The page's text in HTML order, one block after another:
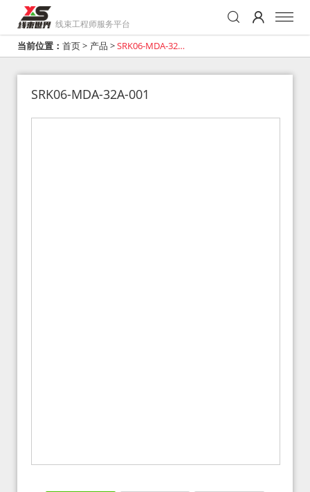
线束工程师服务平台
当前位置： 首页> 产品 >SRK06-MDA-32A-
SRK06-MDA-32A-001